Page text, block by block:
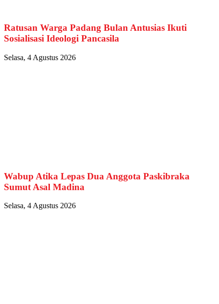
Ratusan Warga Padang Bulan Antusias Ikuti
Sosialisasi Ideologi Pancasila
Selasa, 4 Agustus 2026
Wabup Atika Lepas Dua Anggota Paskibraka
Sumut Asal Madina
Selasa, 4 Agustus 2026